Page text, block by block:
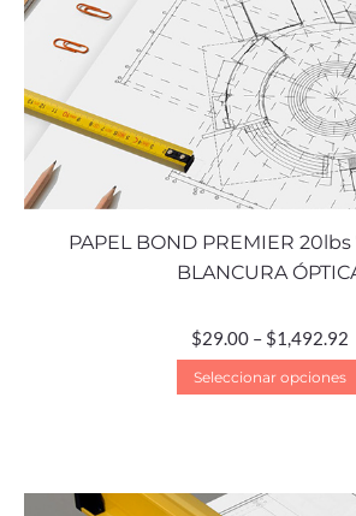
PAPEL BOND PREMIER 20lbs
BLANCURA
$29.00– $1,492.92
Seleccionar opciones